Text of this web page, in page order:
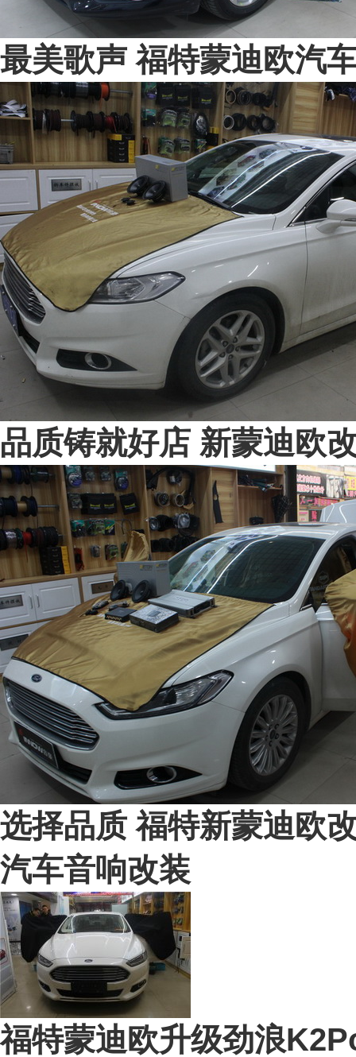
最美歌声 福特蒙迪欧汽
品质铸就好店 新蒙迪欧
选择品质 福特新蒙迪欧
汽车音响改装
福特蒙迪欧升级劲浪